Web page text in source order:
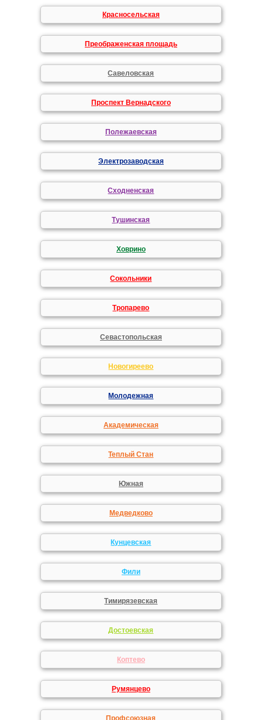
Красносельская
Преображенская площадь
Савеловская
Проспект Вернадского
Полежаевская
Электрозаводская
Сходненская
Тушинская
Ховрино
Сокольники
Тропарево
Севастопольская
Новогиреево
Молодежная
Академическая
Теплый Стан
Южная
Медведково
Кунцевская
Фили
Тимирязевская
Достоевская
Коптево
Румянцево
Профсоюзная